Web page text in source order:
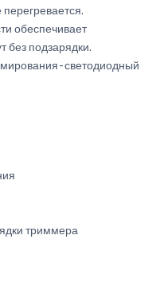
обеспечивает
без подзарядки.
- светодиодный
триммера